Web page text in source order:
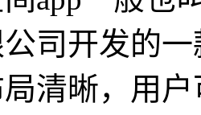
司开发的
清晰，用